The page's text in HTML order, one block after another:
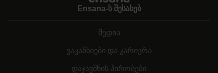
Ensana-ს შესახებ
მედია
ვაკანსიები და კარიერა
დაჯავშნის პირობები